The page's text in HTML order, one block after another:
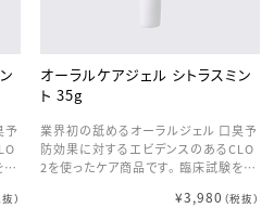
発酵液、5-胎盤抽出液-2、6-サクラ葉
アシタバ抽出液
る
）
オーラルケアジェル シトラスミン
ト 35g
業界初の舐めるオーラルジェル 口臭予
防効果に対するエビデンスのあるCLO
2を使ったケア商品です。 臨床試験を重
予防・口中浄化効果があり、お口のうる
¥3,980 （税抜）